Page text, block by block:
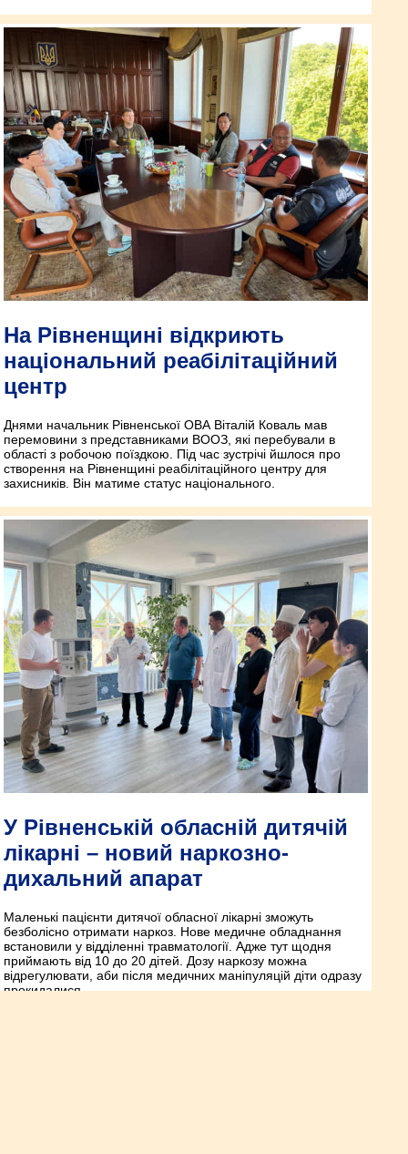
На Рівненщині відкриють
національний реабілітаційний
центр
Днями начальник Рівненської ОВА Віталій Коваль мав
перемовини з представниками ВООЗ, які перебували в
області з робочою поїздкою. Під час зустрічі йшлося про
створення на Рівненщині реабілітаційного центру для
захисників. Він матиме статус національного.
У Рівненській обласній дитячій
лікарні – новий наркозно-
дихальний апарат
Маленькі пацієнти дитячої обласної лікарні зможуть
безболісно отримати наркоз. Нове медичне обладнання
встановили у відділенні травматології. Адже тут щодня
приймають від 10 до 20 дітей. Дозу наркозу можна
відрегулювати, аби після медичних маніпуляцій діти одразу
прокидалися.